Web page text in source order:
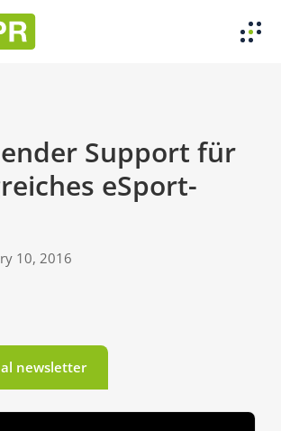
Support für
eSport-
10, 2016
newsletter